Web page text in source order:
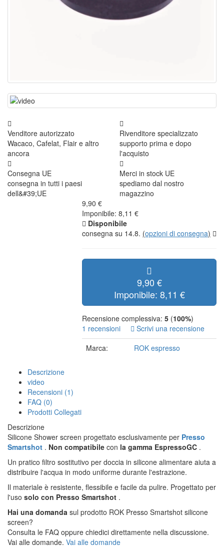
Venditore autorizzato
Wacaco, Cafelat, Flair e altro
ancora
Rivenditore specializzato
supporto prima e dopo
l'acquisto
Consegna UE
consegna in tutti i paesi
dell&#39;UE
Merci in stock UE
spediamo dal nostro
magazzino
9,90 €
Imponibile: 8,11 €
Disponibile
consegna su 14.8. (opzioni di consegna)
9,90 €
Imponibile: 8,11 €
Recensione complessiva: 5 (100%)
1 recensioni
Scrivi una recensione
Marca:
ROK espresso
Descrizione
video
Recensioni (1)
FAQ (0)
Prodotti Collegati
Descrizione
Silicone Shower screen progettato esclusivamente per Presso
Smartshot . Non compatibile con la gamma EspressoGC .
Un pratico filtro sostitutivo per doccia in silicone alimentare aiuta a
distribuire l'acqua in modo uniforme durante l'estrazione.
Il materiale è resistente, flessibile e facile da pulire. Progettato per
l'uso solo con Presso Smartshot .
Hai una domanda sul prodotto ROK Presso Smartshot silicone
screen?
Consulta le FAQ oppure chiedici direttamente nella discussione.
Vai alle domande. Vai alle domande